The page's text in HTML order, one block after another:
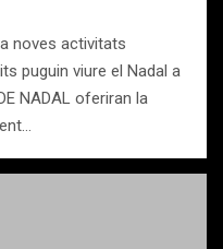
noves activitats
puguin viure el Nadal a
NADAL oferiran la